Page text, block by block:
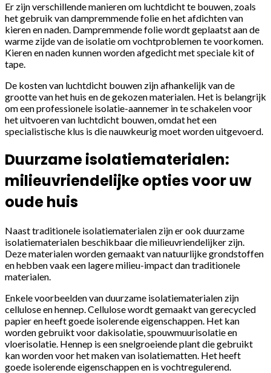
Er zijn verschillende manieren om luchtdicht te bouwen, zoals
het gebruik van dampremmende folie en het afdichten van
kieren en naden. Dampremmende folie wordt geplaatst aan de
warme zijde van de isolatie om vochtproblemen te voorkomen.
Kieren en naden kunnen worden afgedicht met speciale kit of
tape.
De kosten van luchtdicht bouwen zijn afhankelijk van de
grootte van het huis en de gekozen materialen. Het is belangrijk
om een professionele isolatie-aannemer in te schakelen voor
het uitvoeren van luchtdicht bouwen, omdat het een
specialistische klus is die nauwkeurig moet worden uitgevoerd.
Duurzame isolatiematerialen:
milieuvriendelijke opties voor uw
oude huis
Naast traditionele isolatiematerialen zijn er ook duurzame
isolatiematerialen beschikbaar die milieuvriendelijker zijn.
Deze materialen worden gemaakt van natuurlijke grondstoffen
en hebben vaak een lagere milieu-impact dan traditionele
materialen.
Enkele voorbeelden van duurzame isolatiematerialen zijn
cellulose en hennep. Cellulose wordt gemaakt van gerecycled
papier en heeft goede isolerende eigenschappen. Het kan
worden gebruikt voor dakisolatie, spouwmuurisolatie en
vloerisolatie. Hennep is een snelgroeiende plant die gebruikt
kan worden voor het maken van isolatiematten. Het heeft
goede isolerende eigenschappen en is vochtregulerend.